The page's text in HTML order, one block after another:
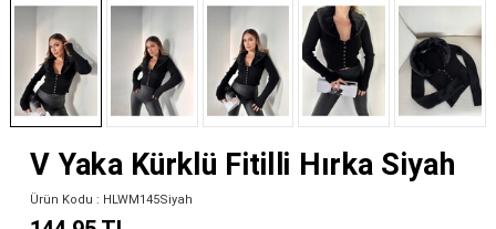
V Yaka Kürklü Fitilli Hırka Siyah
Ürün Kodu : HLWM145Siyah